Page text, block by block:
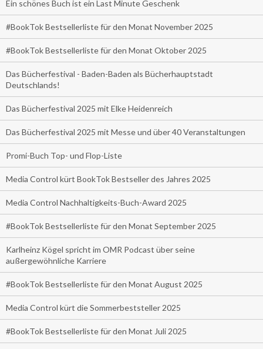
Ein schönes Buch ist ein Last Minute Geschenk
#BookTok Bestsellerliste für den Monat November 2025
#BookTok Bestsellerliste für den Monat Oktober 2025
Das Bücherfestival - Baden-Baden als Bücherhauptstadt
Deutschlands!
Das Bücherfestival 2025 mit Elke Heidenreich
Das Bücherfestival 2025 mit Messe und über 40 Veranstaltungen
Promi-Buch Top- und Flop-Liste
Media Control kürt BookTok Bestseller des Jahres 2025
Media Control Nachhaltigkeits-Buch-Award 2025
#BookTok Bestsellerliste für den Monat September 2025
Karlheinz Kögel spricht im OMR Podcast über seine
außergewöhnliche Karriere
#BookTok Bestsellerliste für den Monat August 2025
Media Control kürt die Sommerbeststeller 2025
#BookTok Bestsellerliste für den Monat Juli 2025